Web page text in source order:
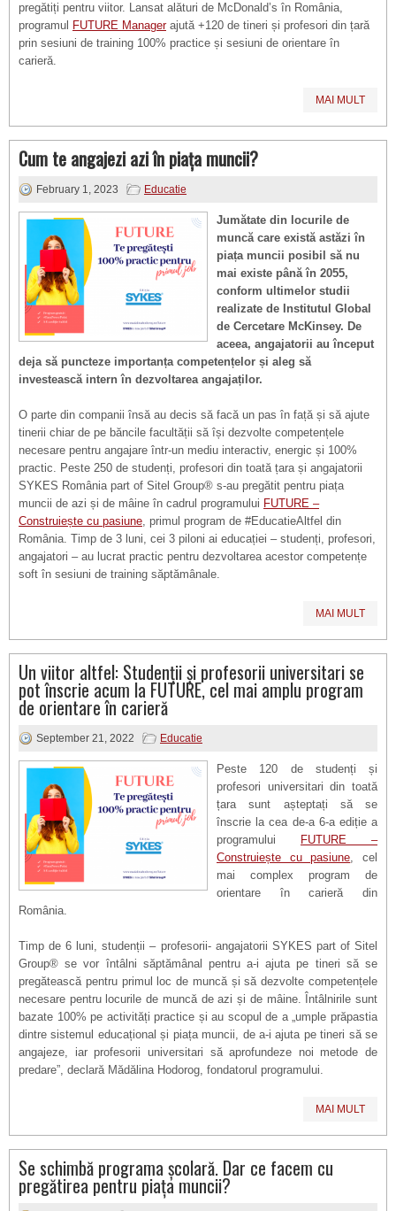
pregătiți pentru viitor. Lansat alături de McDonald’s în România,
programul FUTURE Managerajută +120 de tineri și profesori din țară
prin sesiuni de training 100% practice și sesiuni de orientare în
carieră.
MAI MULT
Cum te angajezi azi în piața muncii?
February 1, 2023 Educatie
Jumătate din locurile de
muncă care există astăzi în
piața muncii posibil să nu
mai existe până în 2055,
conform ultimelor studii
realizate de Institutul Global
de Cercetare McKinsey. De
aceea, angajatorii au început
deja să puncteze importanța competențelor și aleg să
investească intern în dezvoltarea angajaților.
O parte din companii însă au decis să facă un pas în față și să ajute
tinerii chiar de pe băncile facultății să își dezvolte competențele
necesare pentru angajare într-un mediu interactiv, energic și 100%
practic. Peste 250 de studenți, profesori din toată țara și angajatorii
SYKES România part of Sitel Group® s-au pregătit pentru piața
muncii de azi și de mâine în cadrul programului FUTURE –
Construiește cu pasiune, primul program de #EducatieAltfel din
România. Timp de 3 luni, cei 3 piloni ai educației – studenți, profesori,
angajatori – au lucrat practic pentru dezvoltarea acestor competențe
soft în sesiuni de training săptămânale.
MAI MULT
Un viitor altfel: Studenții și profesorii universitari se
pot înscrie acum la FUTURE, cel mai amplu program
de orientare în carieră
September 21, 2022 Educatie
Peste 120 de studenți și
profesori universitari din toată
țara sunt așteptați să se
înscrie la cea de-a 6-a ediție a
programului
FUTURE –
Construiește cu pasiune, cel
mai complex program de
orientare în carieră din
România.
Timp de 6 luni, studenții – profesorii- angajatorii SYKES part of Sitel
Group® se vor întâlni săptămânal pentru a-i ajuta pe tineri să se
pregătească pentru primul loc de muncă și să dezvolte competențele
necesare pentru locurile de muncă de azi și de mâine. Întâlnirile sunt
bazate 100% pe activități practice și au scopul de a „umple prăpastia
dintre sistemul educațional și piața muncii, de a-i ajuta pe tineri să se
angajeze, iar profesorii universitari să aprofundeze noi metode de
predare”, declară Mădălina Hodorog, fondatorul programului.
MAI MULT
Se schimbă programa școlară. Dar ce facem cu
pregătirea pentru piața muncii?